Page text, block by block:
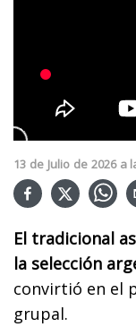
13 de Julio de 2026 a
El tradicional
la selección
convirtió en el
grupal.